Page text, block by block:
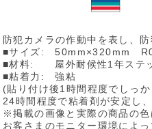
防犯カメラの作動中を表し、
■サイズ: 50mm×320mm
■材料: 屋外耐候性1年ステッ
■粘着力: 強粘
(貼り付け後1時間程度でしっ
24時間程度で粘着剤が安定し
※掲載の画像と実際の商品の色
お客さまのモニター環境によ